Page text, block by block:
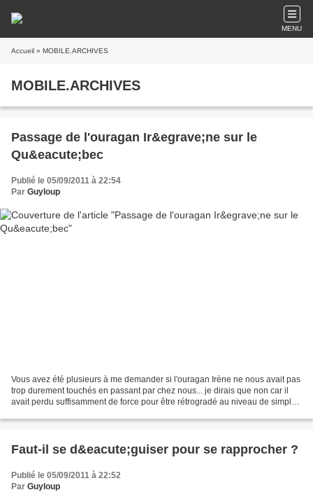
MENU
Accueil » MOBILE.ARCHIVES
MOBILE.ARCHIVES
Passage de l'ouragan Ir&egrave;ne sur le
Qu&eacute;bec
Publié le 05/09/2011 à 22:54
Par Guyloup
Vous avez été plusieurs à me demander si l'ouragan Irène ne nous avait pas
trop durement touchés en passant par chez nous... je dirais que non car il
avait perdu suffisamment de force pour être rétrogradé au niveau de simple
Faut-il se d&eacute;guiser pour se rapprocher ?
Publié le 05/09/2011 à 22:52
Par Guyloup